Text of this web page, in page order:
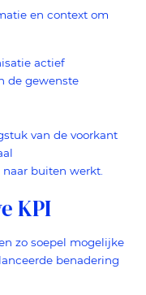
en context om
actief
de gewenste
van de voorkant
buiten werkt.
KPI
zo soepel mogelijke
benadering